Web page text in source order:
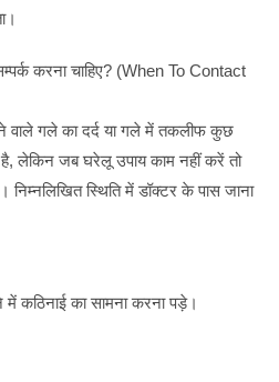
करना चाहिए? (When To Contact
वाले गले का दर्द या गले में तकलीफ कुछ
है, लेकिन जब घरेलू उपाय काम नहीं करें तो
निम्नलिखित स्थिति में डॉक्टर के पास जाना
में कठिनाई का सामना करना पड़े।